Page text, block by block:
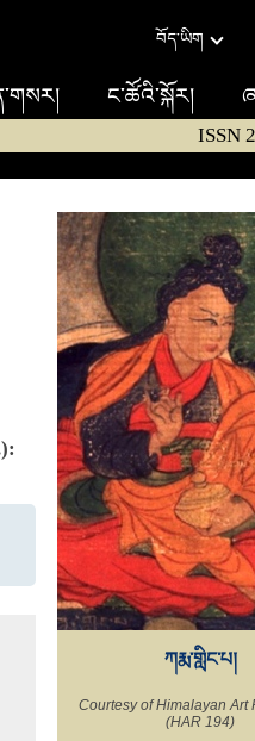
བོད་ཡིག
ང་ཚོའི་སྐོར།
ISSN
ཀརྨ་གླིང་པ།
Courtesy of Himalayan Art
(HAR 194)